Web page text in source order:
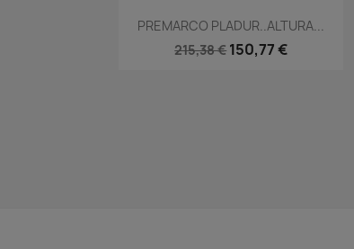
Vista rápida
PREMARCO PLADUR..ALTURA...
215,38 € 150,77 €